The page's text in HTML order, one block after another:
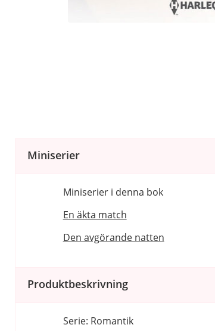
Miniserier
Miniserier i denna bok
En äkta match
Den avgörande natten
Produktbeskrivning
Serie: Romantik